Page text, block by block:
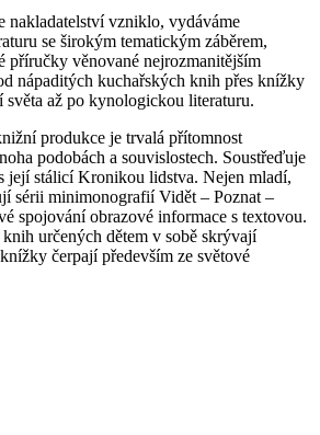
nakladatelství vzniklo, vydáváme
se širokým tematickým záběrem,
příručky věnované nejrozmanitějším
nápaditých kuchařských knih přes knížky
světa až po kynologickou literaturu.
produkce je trvalá přítomnost
podobách a souvislostech. Soustřeďuje
její stálicí Kronikou lidstva. Nejen mladí,
sérii minimonografií Vidět – Poznat –
spojování obrazové informace s textovou.
určených dětem v sobě skrývají
čerpají především ze světové